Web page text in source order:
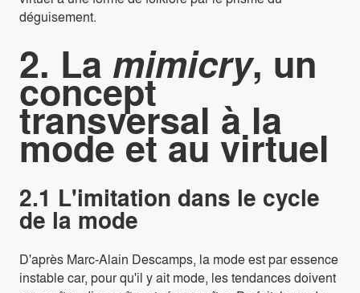
déguisement.
2. La mimicry, un
concept
transversal à la
mode et au virtuel
2.1 L'imitation dans le cycle
de la mode
D'après Marc-Alain Descamps, la mode est par essence
instable car, pour qu'il y ait mode, les tendances doivent